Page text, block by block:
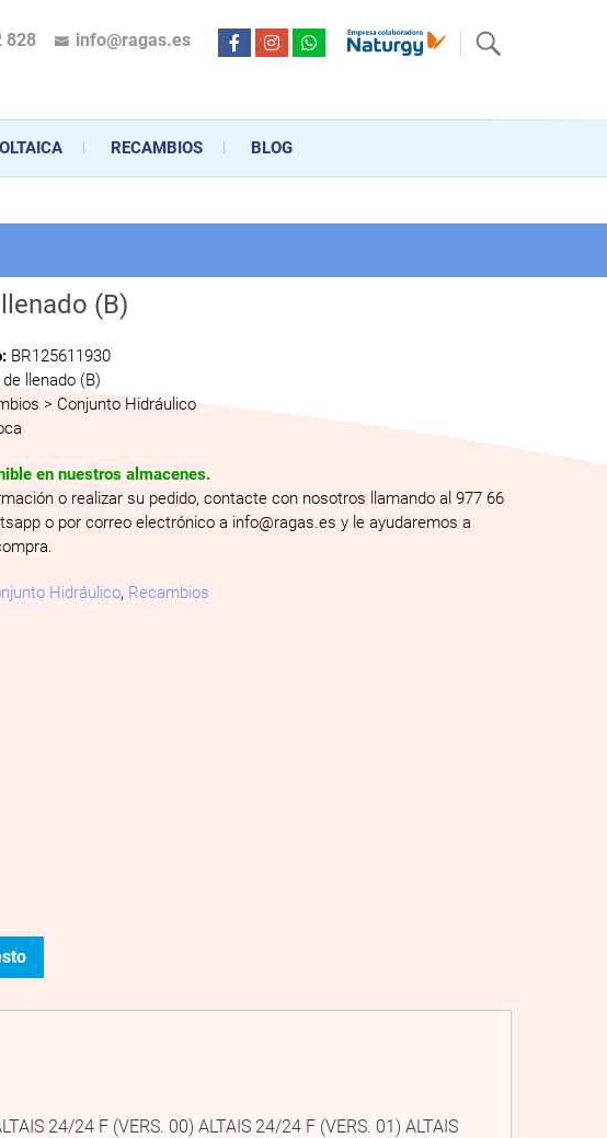
de gas y electricidad desde hace más de 20 años . Acompañamos al cliente
asesoramiento personalizado en la venta, montaje y reparación, hasta la
828 info@ragas.es
RECAMBIOS BLOG
(B)
BR125611930
llenado (B)
> Conjunto Hidráulico
en nuestros almacenes.
o realizar su pedido, contacte con nosotros llamando al 977 66
o por correo electrónico a info@ragas.es y le ayudaremos a
Hidráulico, Recambios
24/24 F (VERS. 00) ALTAIS 24/24 F (VERS. 01) ALTAIS